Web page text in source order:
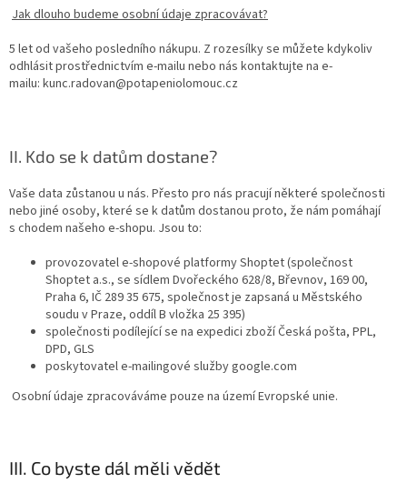
Jak dlouho budeme osobní údaje zpracovávat?
5 let od vašeho posledního nákupu. Z rozesílky se můžete kdykoliv
odhlásit prostřednictvím e-mailu nebo nás kontaktujte na e-
mailu: kunc.radovan@potapeniolomouc.cz
II. Kdo se k datům dostane?
Vaše data zůstanou u nás. Přesto pro nás pracují některé společnosti
nebo jiné osoby, které se k datům dostanou proto, že nám pomáhají
s chodem našeho e-shopu. Jsou to:
provozovatel e-shopové platformy Shoptet (společnost
Shoptet a.s., se sídlem Dvořeckého 628/8, Břevnov, 169 00,
Praha 6, IČ 289 35 675, společnost je zapsaná u Městského
soudu v Praze, oddíl B vložka 25 395)
společnosti podílející se na expedici zboží Česká pošta, PPL,
DPD, GLS
poskytovatel e-mailingové služby google.com
Osobní údaje zpracováváme pouze na území Evropské unie.
III. Co byste dál měli vědět